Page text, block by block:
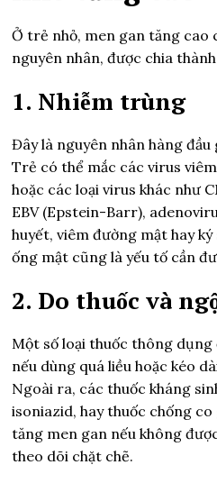
Ở trẻ nhỏ, men gan tăng cao
nguyên nhân, được chia
1. Nhiễm trùng
Đây là nguyên nhân hàng
Trẻ có thể mắc các virus viêm
hoặc các loại virus khác như
EBV (Epstein-Barr),
huyết, viêm đường mật hay
ống mật cũng là yếu tố cần
2. Do thuốc và
Một số loại thuốc thông
nếu dùng quá liều hoặc kéo
Ngoài ra, các thuốc kháng
isoniazid, hay thuốc chống
tăng men gan nếu không
theo dõi chặt chẽ.